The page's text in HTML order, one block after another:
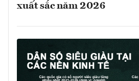
xuất sắc năm 2026